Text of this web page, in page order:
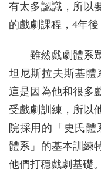
有太多認識，所以
的戲劇課程，4年後
雖然戲劇體系
坦尼斯拉夫斯基體
這是因為他和很多
受戲劇訓練，所以
院採用的「史氏體
體系」的基本訓練
他們打穩戲劇基礎。